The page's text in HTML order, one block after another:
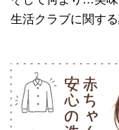
生活クラブに関す